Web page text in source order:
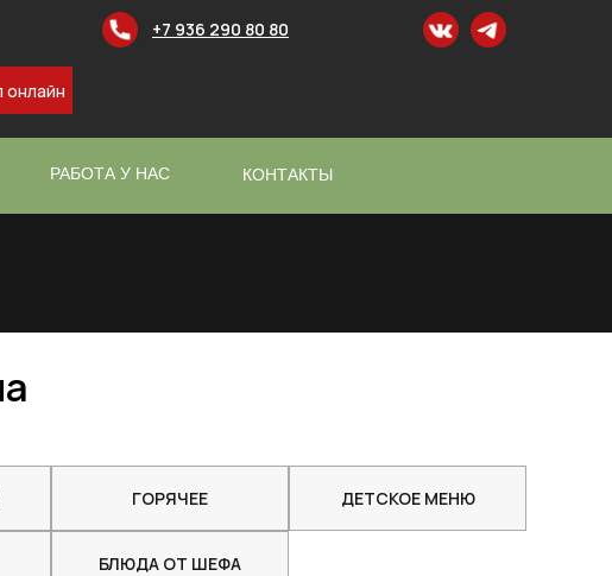
+7 936 290 80 80
РАБОТА У НАС КОНТАКТЫ
онлайн
ГОРЯЧЕЕ
БЛЮДА ОТ ШЕФА
ДЕТСКОЕ МЕНЮ